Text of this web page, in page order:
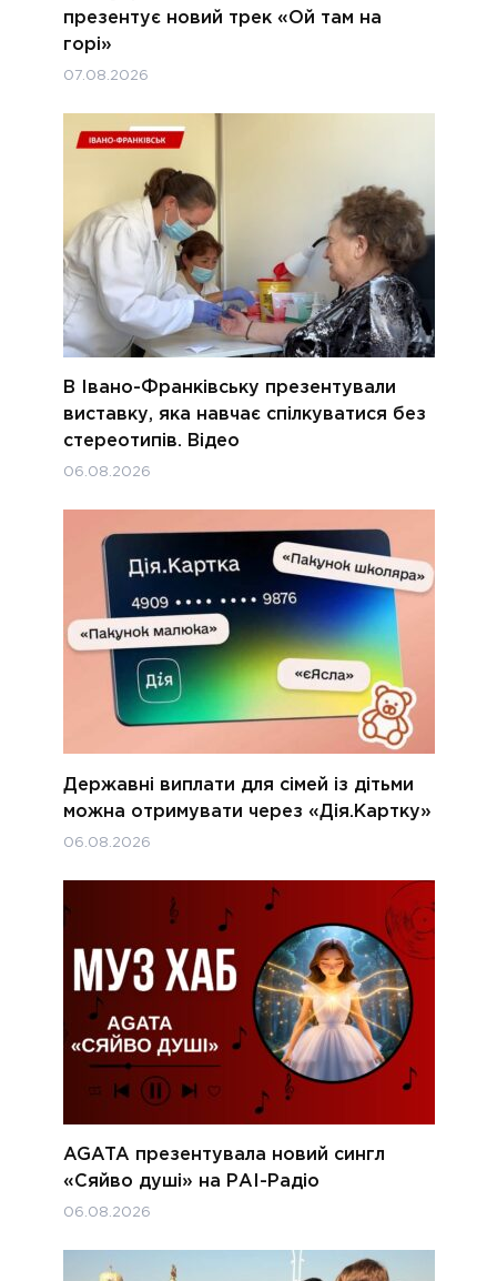
презентує новий трек «Ой там на
горі»
07.08.2026
В Івано-Франківську презентували
виставку, яка навчає спілкуватися без
стереотипів. Відео
06.08.2026
Державні виплати для сімей із дітьми
можна отримувати через «Дія.Картку»
06.08.2026
AGATA презентувала новий сингл
«Сяйво душі» на РАІ-Радіо
06.08.2026